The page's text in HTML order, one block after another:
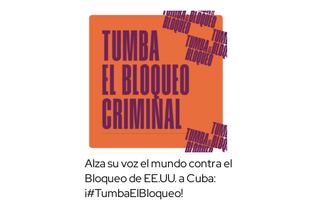
Alza su voz el mundo contra el
Bloqueo de EE.UU. a Cuba:
¡#TumbaElBloqueo!